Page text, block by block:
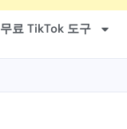
무료 TikTok 도구